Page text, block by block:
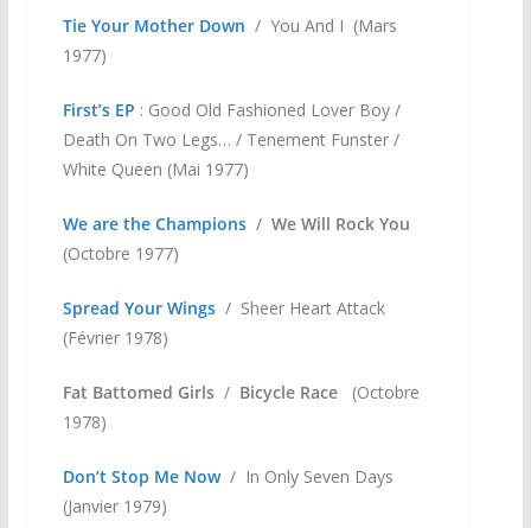
Tie Your Mother Down / You And I (Mars
1977)
First’s EP : Good Old Fashioned Lover Boy /
Death On Two Legs… / Tenement Funster /
White Queen (Mai 1977)
We are the Champions/ We Will Rock You
(Octobre 1977)
Spread Your Wings/ Sheer Heart Attack
(Février 1978)
Fat Battomed Girls / Bicycle Race
(Octobre
1978)
Don’t Stop Me Now/ In Only Seven Days
(Janvier 1979)